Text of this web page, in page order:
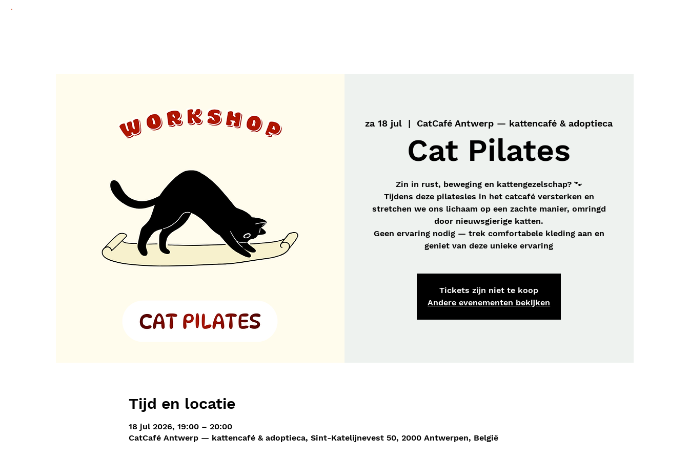
za 18 jul
  |
CatCafé Antwerp — kattencafé & adoptieca
Cat Pilates
Zin in rust, beweging en kattengezelschap? 🐾
Tijdens deze pilatesles in het catcafé versterken en
stretchen we ons lichaam op een zachte manier, omringd
door nieuwsgierige katten.
Geen ervaring nodig — trek comfortabele kleding aan en
geniet van deze unieke ervaring
Tickets zijn niet te koop
Andere evenementen bekijken
Tijd en locatie
18 jul 2026, 19:00 – 20:00
CatCafé Antwerp — kattencafé & adoptieca, Sint-Katelijnevest 50, 2000 Antwerpen, België